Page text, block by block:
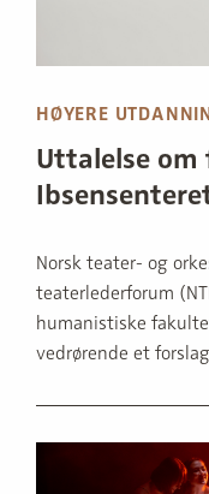
HØYERE
Uttalelse
Norsk teater- og
teaterlederforum
humanistiske
vedrørende et